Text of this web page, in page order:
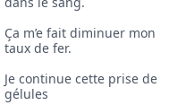
Ça m’e fait diminuer mon
taux de fer.
Je continue cette prise de
gélules